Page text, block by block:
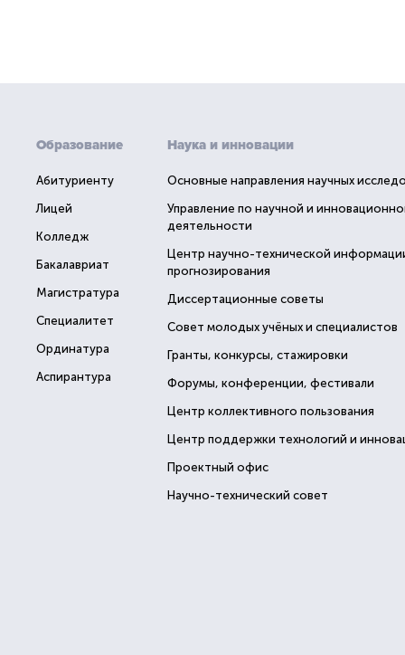
Образование
Абитуриенту
Лицей
Колледж
Бакалавриат
Магистратура
Специалитет
Ординатура
Аспирантура
Наука и инновации
Основные направления научных
Управление по научной и
деятельности
Центр научно-технической
прогнозирования
Диссертационные советы
Совет молодых учёных и специалистов
Гранты, конкурсы, стажировки
Форумы, конференции, фестивали
Центр коллективного пользования
Центр поддержки технологий и
Проектный офис
Научно-технический совет